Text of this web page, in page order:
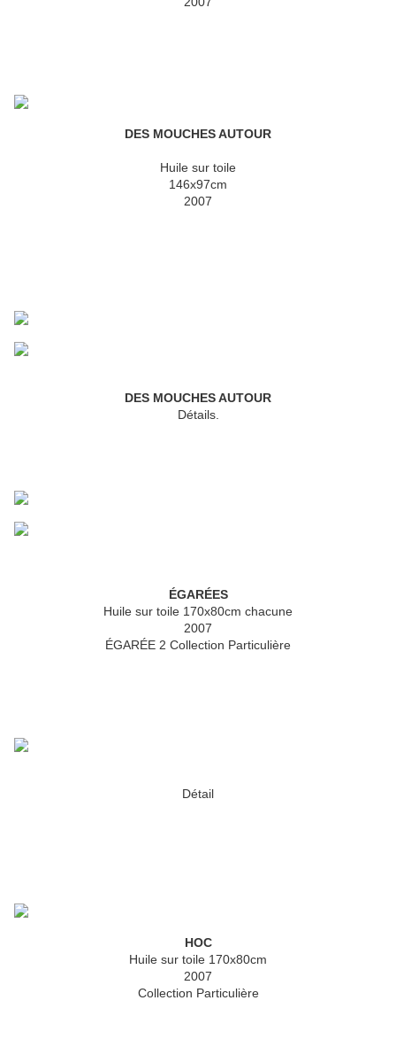
DES MOUCHES AUTOUR
Huile sur toile
146x97cm
2007
DES MOUCHES AUTOUR
Détails.
ÉGARÉES
Huile sur toile 170x80cm chacune
2007
ÉGARÉE 2 Collection Particulière
Détail
HOC
Huile sur toile 170x80cm
2007
Collection Particulière